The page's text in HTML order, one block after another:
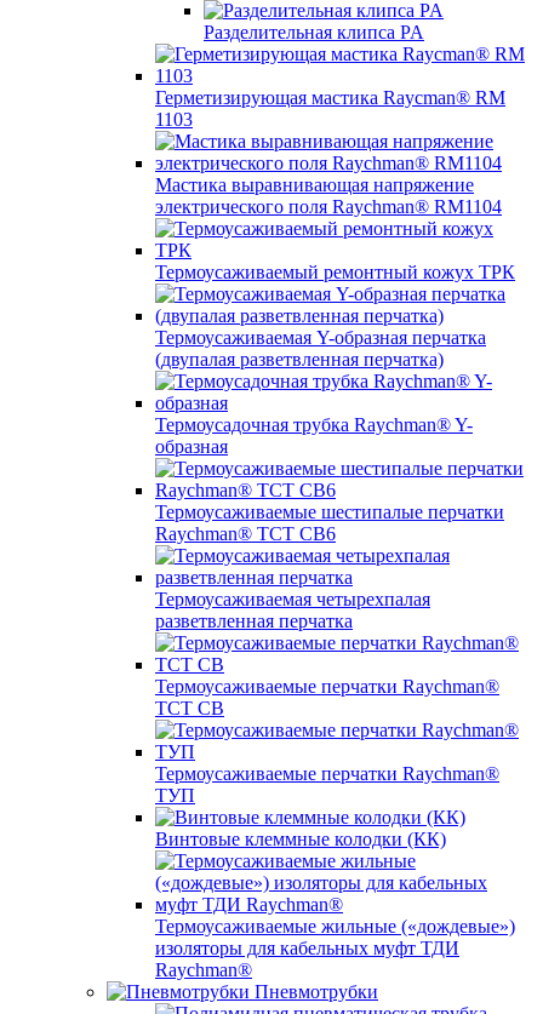
Разделительная клипса PA
Герметизирующая мастика Raycman® RM
1103
Мастика выравнивающая напряжение
электрического поля Raychman® RM1104
Термоусаживаемый ремонтный кожух ТРК
Термоусаживаемая Y-образная перчатка
(двупалая разветвленная перчатка)
Термоусадочная трубка Raychman® Y-
образная
Термоусаживаемые шестипалые перчатки
Raychman® ТСТ СВ6
Термоусаживаемая четырехпалая
разветвленная перчатка
Термоусаживаемые перчатки Raychman®
TCT CB
Термоусаживаемые перчатки Raychman®
ТУП
Винтовые клеммные колодки (КК)
Термоусаживаемые жильные («дождевые»)
изоляторы для кабельных муфт ТДИ
Raychman®
Пневмотрубки